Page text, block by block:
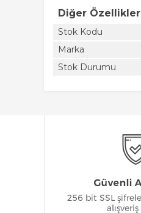
Diğer Özellikler
Stok Kodu
Marka
Stok Durumu